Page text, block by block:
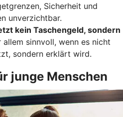
Sicherheit und
unverzichtbar.
kein Taschengeld, sondern
allem sinnvoll, wenn es nicht
sondern erklärt wird.
junge Menschen